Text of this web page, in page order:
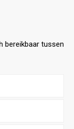
bereikbaar tussen